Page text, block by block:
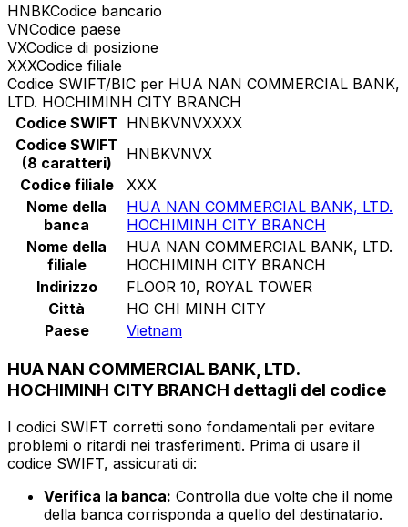
HNBKCodice bancario
VNCodice paese
VXCodice di posizione
XXXCodice filiale
Codice SWIFT/BIC per HUA NAN COMMERCIAL BANK,
LTD. HOCHIMINH CITY BRANCH
Codice SWIFT HNBKVNVXXXX
Codice SWIFT
(8 caratteri)
HNBKVNVX
Codice filiale
XXX
Nome della
banca
HUA NAN COMMERCIAL BANK, LTD.
HOCHIMINH CITY BRANCH
Nome della
filiale
HUA NAN COMMERCIAL BANK, LTD.
HOCHIMINH CITY BRANCH
Indirizzo
FLOOR 10, ROYAL TOWER
Città
HO CHI MINH CITY
Paese
Vietnam
HUA NAN COMMERCIAL BANK, LTD.
HOCHIMINH CITY BRANCH dettagli del codice
I codici SWIFT corretti sono fondamentali per evitare
problemi o ritardi nei trasferimenti. Prima di usare il
codice SWIFT, assicurati di:
Verifica la banca: Controlla due volte che il nome
della banca corrisponda a quello del destinatario.